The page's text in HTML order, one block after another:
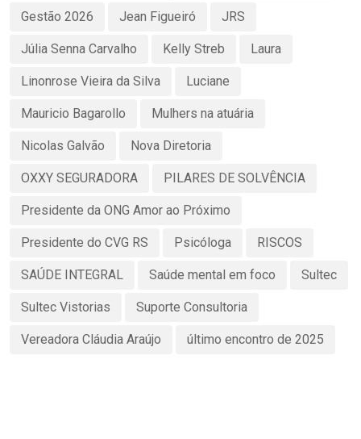
Gestão 2026 Jean Figueiró JRS
Júlia Senna Carvalho Kelly Streb Laura
Linonrose Vieira da Silva Luciane
Mauricio Bagarollo Mulhers na atuária
Nicolas Galvão Nova Diretoria
OXXY SEGURADORA PILARES DE SOLVÊNCIA
Presidente da ONG Amor ao Próximo
Presidente do CVG RS Psicóloga RISCOS
SAÚDE INTEGRAL Saúde mental em foco Sultec
Sultec Vistorias Suporte Consultoria
Vereadora Cláudia Araújo último encontro de 2025